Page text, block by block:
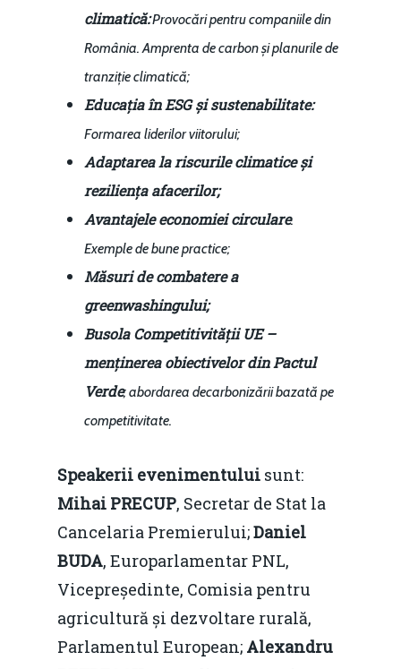
climatică:Provocări pentru companiile din
România.Amprenta de carbon și planurile de
tranziție climatică;
Educația în ESG și sustenabilitate:
Formarea liderilor viitorului;
Adaptarea la riscurile climatice și
reziliența afacerilor;
Avantajele economiei circulare.
Exemple de bune practice;
Măsuri de combatere a
greenwashingului;
Busola Competitivității UE –
menținerea obiectivelor din Pactul
Verde; abordarea decarbonizării bazată pe
competitivitate.
Speakerii evenimentului sunt:
Mihai PRECUP, Secretar de Stat la
Cancelaria Premierului;Daniel
BUDA, Europarlamentar PNL,
Vicepreședinte, Comisia pentru
agricultură și dezvoltare rurală,
Parlamentul European; Alexandru